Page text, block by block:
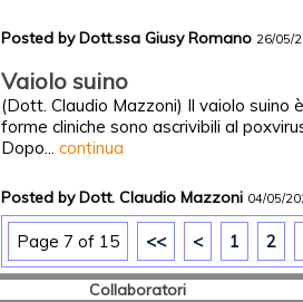
Posted by Dott.ssa Giusy Romano 26/05/
Vaiolo suino
(Dott. Claudio Mazzoni) Il vaiolo suino
forme cliniche sono ascrivibili al
Dopo... continua
Posted by Dott. Claudio Mazzoni 04/05/
Page 7 of 15 << < 1 2
Collaboratori